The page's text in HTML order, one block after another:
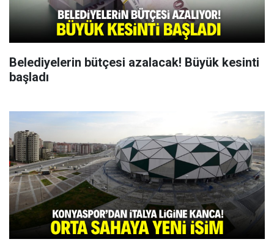
Belediyelerin bütçesi azalacak! Büyük kesinti
başladı